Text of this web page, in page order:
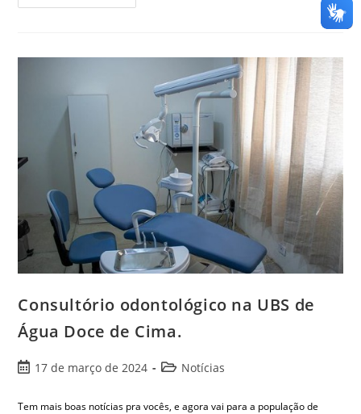
Consultório odontológico na UBS de
Água Doce de Cima.
17 de março de 2024 Notícias
Tem mais boas notícias pra vocês, e agora vai para a população de